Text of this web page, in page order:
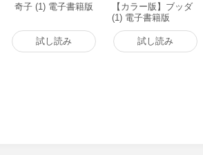
奇子 (1) 電子書籍版
試し読み
【カラー版】ブッダ
(1) 電子書籍版
試し読み